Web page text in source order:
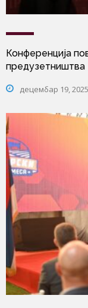
Конференција
предузетништва
децембар 19, 2025